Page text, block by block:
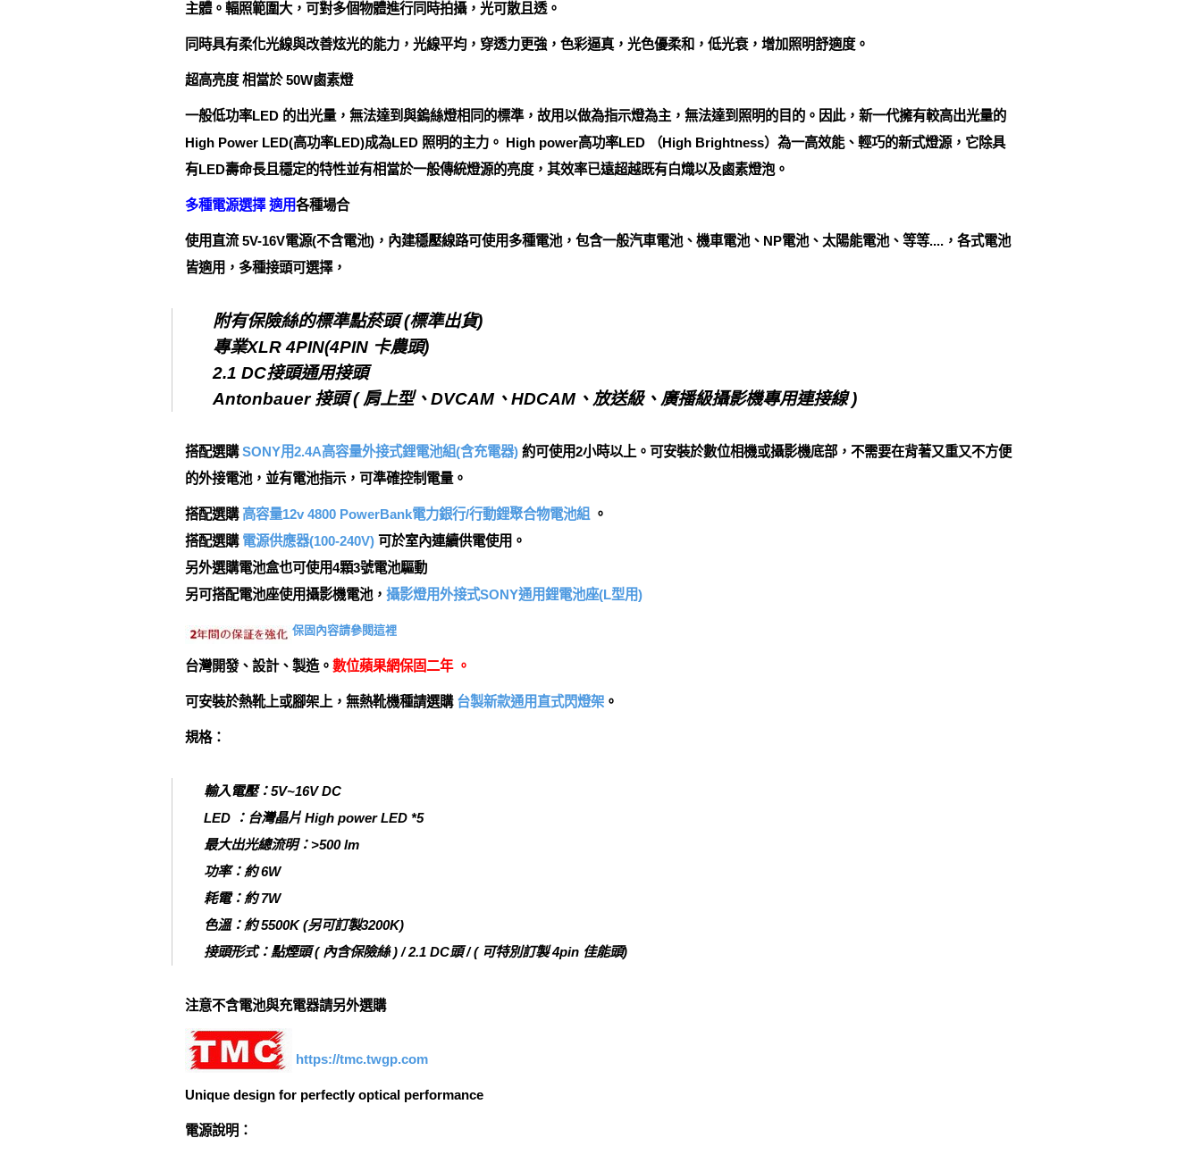
主體。輻照範圍大，可對多個物體進行同時拍攝，光可散且透。
同時具有柔化光線與改善炫光的能力，光線平均，穿透力更強，色彩逼真，光色優柔和，低光衰，增加照明舒適度。
超高亮度 相當於 50W鹵素燈
一般低功率LED 的出光量，無法達到與鎢絲燈相同的標準，故用以做為指示燈為主，無法達到照明的目的。因此，新一代擁有較高出光量的
High Power LED(高功率LED)成為LED 照明的主力。 High power高功率LED （High Brightness）為一高效能、輕巧的新式燈源，它除具
有LED壽命長且穩定的特性並有相當於一般傳統燈源的亮度，其效率已遠超越既有白熾以及鹵素燈泡。
多種電源選擇 適用各種場合
使用直流 5V-16V電源(不含電池)，內建穩壓線路可使用多種電池，包含一般汽車電池、機車電池、NP電池、太陽能電池、等等....，各式電池
皆適用，多種接頭可選擇，
附有保險絲的標準點菸頭 (標準出貨)
專業XLR 4PIN(4PIN 卡農頭)
2.1 DC接頭通用接頭
Antonbauer 接頭 ( 肩上型、DVCAM、HDCAM、放送級、廣播級攝影機專用連接線 )
搭配選購SONY用2.4A高容量外接式鋰電池組(含充電器) 約可使用2小時以上。可安裝於數位相機或攝影機底部，不需要在背著又重又不方便
的外接電池，並有電池指示，可準確控制電量。
搭配選購 高容量12v 4800 PowerBank電力銀行/行動鋰聚合物電池組
。
搭配選購 電源供應器(100-240V) 可於室內連續供電使用。
另外選購電池盒也可使用4顆3號電池驅動
另可搭配電池座使用攝影機電池， 攝影燈用外接式SONY通用鋰電池座(L型用)
保固內容請參閱這裡
台灣開發、設計、製造。 數位蘋果網保固二年 。
可安裝於熱靴上或腳架上，無熱靴機種請選購 台製新款通用直式閃燈架 。
規格：
輸入電壓：5V~16V DC
LED ：台灣晶片 High power LED *5
最大出光總流明：>500 lm
功率：約 6W
耗電：約 7W
色溫：約 5500K (另可訂製3200K)
接頭形式：點煙頭 ( 內含保險絲 ) / 2.1 DC頭 / ( 可特別訂製 4pin 佳能頭)
注意不含電池與充電器請另外選購
https://tmc.twgp.com
Unique design for perfectly optical performance
電源說明：